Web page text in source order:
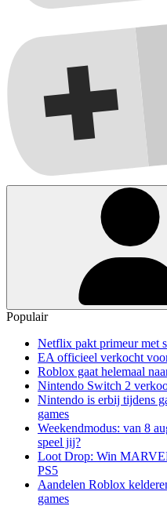
Populair
Netflix pakt primeur met
EA officieel verkocht
Roblox gaat helemaal
Nintendo Switch 2
Nintendo is erbij tijdens
games
Weekendmodus: van 8
speel jij?
Loot Drop: Win
PS5
Aandelen Roblox
games